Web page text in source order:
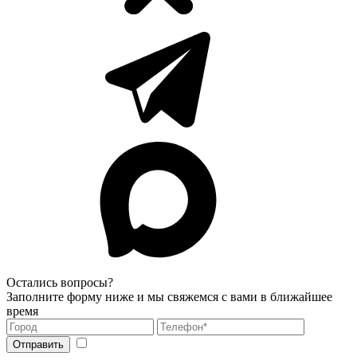
Остались вопросы?
Заполните форму ниже и мы свяжемся с вами в ближайшее
время